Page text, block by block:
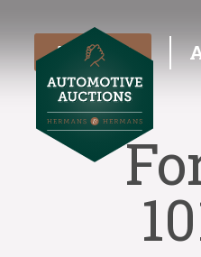
Angebot